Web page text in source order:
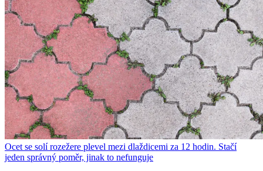
Ocet se solí rozežere plevel mezi dlaždicemi za 12 hodin. Stačí
jeden správný poměr, jinak to nefunguje